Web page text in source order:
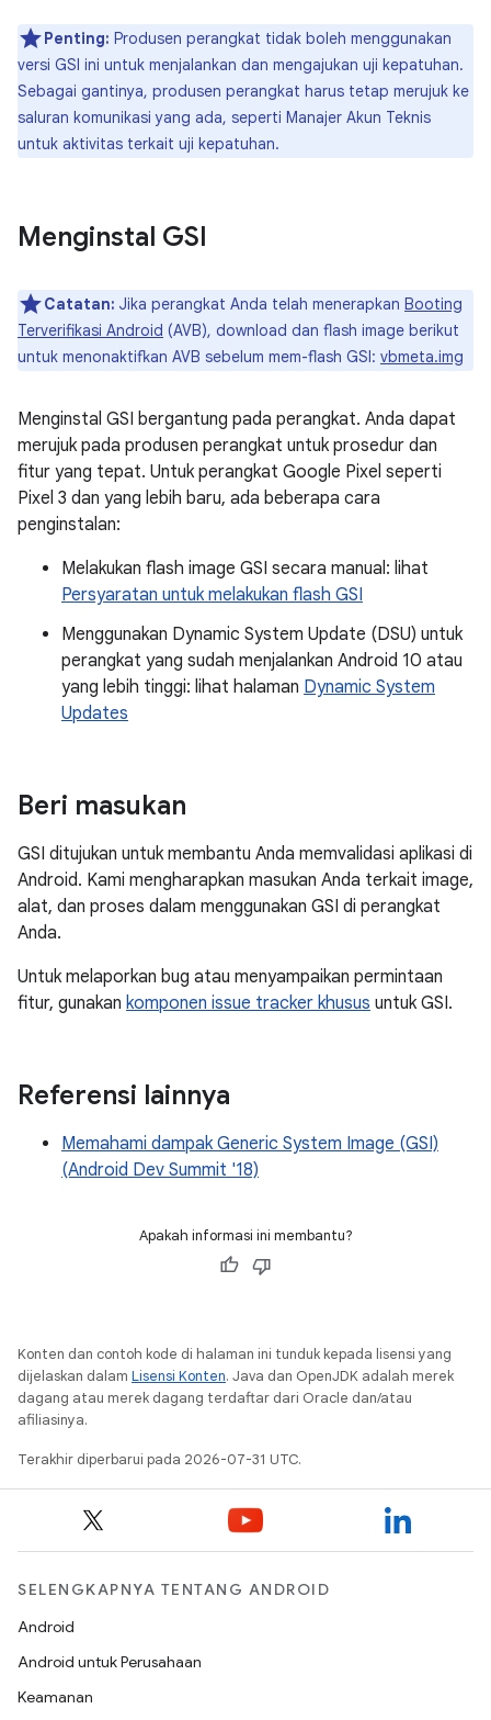
Penting: Produsen perangkat tidak boleh menggunakan
versi GSI ini untuk menjalankan dan mengajukan uji kepatuhan.
Sebagai gantinya, produsen perangkat harus tetap merujuk ke
saluran komunikasi yang ada, seperti Manajer Akun Teknis
untuk aktivitas terkait uji kepatuhan.
Menginstal GSI
Catatan: Jika perangkat Anda telah menerapkan Booting
Terverifikasi Android (AVB), download dan flash image berikut
untuk menonaktifkan AVB sebelum mem-flash GSI: vbmeta.img
Menginstal GSI bergantung pada perangkat. Anda dapat
merujuk pada produsen perangkat untuk prosedur dan
fitur yang tepat. Untuk perangkat Google Pixel seperti
Pixel 3 dan yang lebih baru, ada beberapa cara
penginstalan:
Melakukan flash image GSI secara manual: lihat
Persyaratan untuk melakukan flash GSI
Menggunakan Dynamic System Update (DSU) untuk
perangkat yang sudah menjalankan Android 10 atau
yang lebih tinggi: lihat halaman Dynamic System
Updates
Beri masukan
GSI ditujukan untuk membantu Anda memvalidasi aplikasi di
Android. Kami mengharapkan masukan Anda terkait image,
alat, dan proses dalam menggunakan GSI di perangkat
Anda.
Untuk melaporkan bug atau menyampaikan permintaan
fitur, gunakan komponen issue tracker khusus untuk GSI.
Referensi lainnya
Memahami dampak Generic System Image (GSI)
(Android Dev Summit '18)
Apakah informasi ini membantu?
Konten dan contoh kode di halaman ini tunduk kepada lisensi yang
dijelaskan dalam Lisensi Konten. Java dan OpenJDK adalah merek
dagang atau merek dagang terdaftar dari Oracle dan/atau
afiliasinya.
Terakhir diperbarui pada 2026-07-31 UTC.
SELENGKAPNYA TENTANG ANDROID
Android
Android untuk Perusahaan
Keamanan